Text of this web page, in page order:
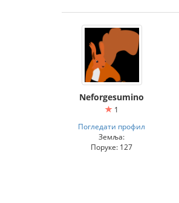
Neforgesumino
1
Погледати профил
Земља:
Поруке: 127